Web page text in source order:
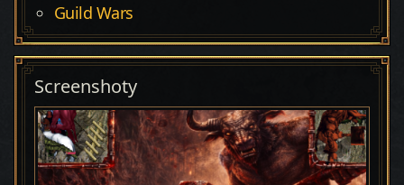
Guild Wars
Screenshoty